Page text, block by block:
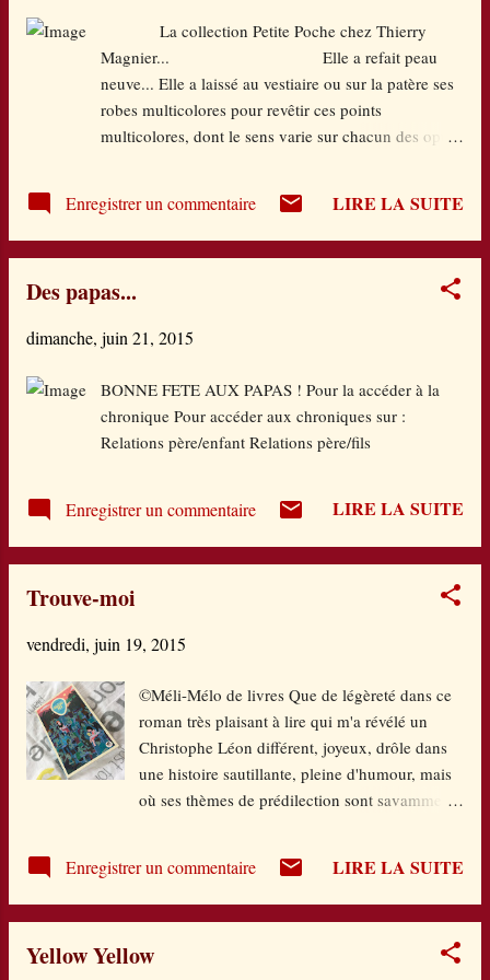
avec ses amis, et surtout le beau Miguel, tout
bascule pour elle. Un message laissé sur son
portable. Une révélation va lui faire l'effet d'un
tsunami... Alors, elle fuit, Ludi, emportant avec
elle son grand frère, comme pour s'excuser de
be...
La collection Petite Poche chez Thierry
Magnier... Elle a refait peau
neuve... Elle a laissé au vestiaire ou sur la patère ses
robes multicolores pour revêtir ces points
multicolores, dont le sens varie sur chacun des opus.
feuilletage, plus que bof...), mais surtout une vraie
tranche qui fait un peu plus livre et bien plus visible
société, pour petits et plus grands lecteurs. Et puis
les poches ! Voici les cinq derniers titres parus. Je les
fait pas partie des trois caramels capitaux ! Mais
attention au Terrible effaceur ...
Enregistrer un commentaire LIRE LA SUITE
Des papas...
dimanche, juin 21, 2015
BONNE FETE AUX PAPAS ! Pour la accéder à la
chronique Pour accéder aux chroniques sur :
Relations père/enfant Relations père/fils
Enregistrer un commentaire LIRE LA SUITE
Trouve-moi
vendredi, juin 19, 2015
©Méli-Mélo de livres Que de légèreté dans ce
roman très plaisant à lire qui m'a révélé un
Christophe Léon différent, joyeux, drôle dans
une histoire sautillante, pleine d'humour, mais
où ses thèmes de prédilection sont savamment
deux familles : les Franchart et les
Archambault. Voisins à la campagne. Tout les
tant et si bien que cette année, ils partent en
Enregistrer un commentaire LIRE LA SUITE
Yellow Yellow